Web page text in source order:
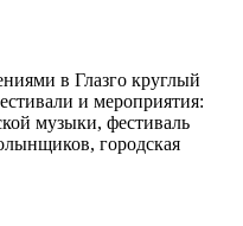
в Глазго круглый
и мероприятия:
музыки, фестиваль
городская